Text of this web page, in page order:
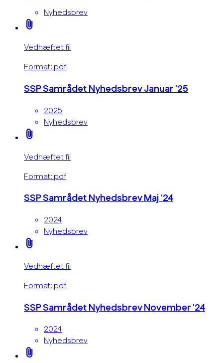
Nyhedsbrev
attach_file
Vedhæftet fil
Format: pdf
SSP Samrådet Nyhedsbrev Januar '25
2025
Nyhedsbrev
attach_file
Vedhæftet fil
Format: pdf
SSP Samrådet Nyhedsbrev Maj '24
2024
Nyhedsbrev
attach_file
Vedhæftet fil
Format: pdf
SSP Samrådet Nyhedsbrev November '24
2024
Nyhedsbrev
attach_file